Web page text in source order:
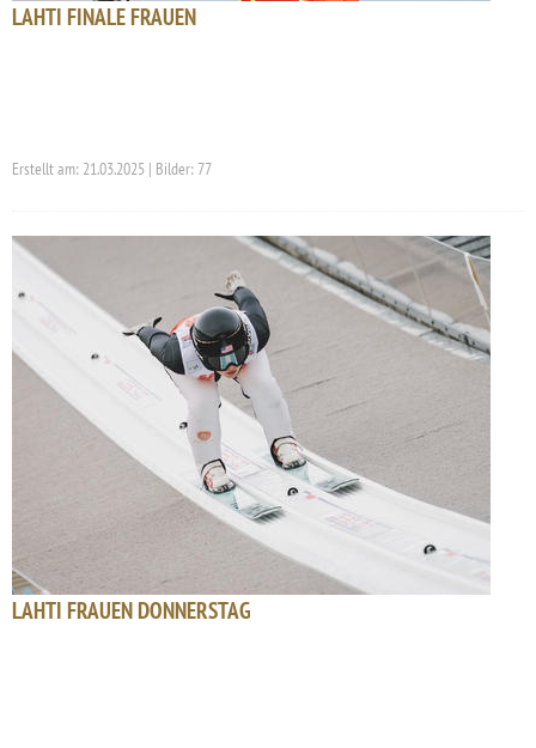
LAHTI FINALE FRAUEN
Erstellt am: 21.03.2025 | Bilder: 77
LAHTI FRAUEN DONNERSTAG